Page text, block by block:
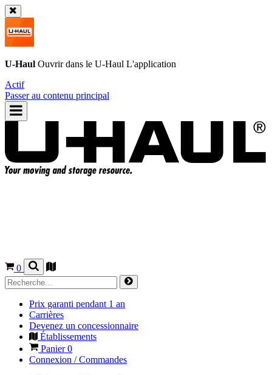
U-Haul Ouvrir dans le U-Haul L'application
Actif
Passer au contenu principal
0
Prix garanti pendant 1 an
Carrières
Devenez un concessionnaire
Établissements
Panier0
Connexion / Commandes